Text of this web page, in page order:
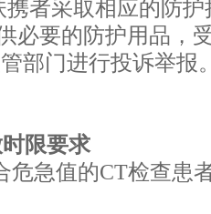
者采取相应的防护
必要的防护用品，
部门进行投诉举报。
限要求
危急值的CT检查患